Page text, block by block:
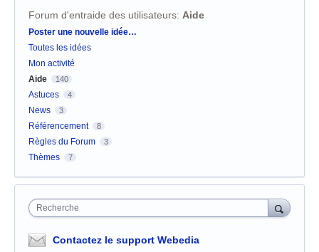
Forum d'entraide des utilisateurs: Aide
Catégories
Poster une nouvelle idée…
Toutes les idées
Mon activité
Aide
140
Astuces 4
News 3
Référencement 8
Règles du Forum 3
Thèmes 7
Recherche
Contactez le support Webedia